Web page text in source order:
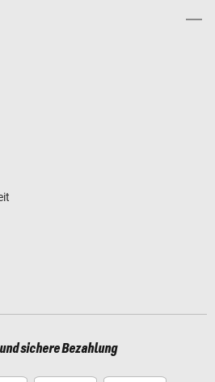
sichere Bezahlung